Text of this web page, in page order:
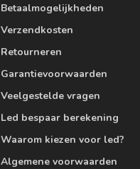
Betaalmogelijkheden
Verzendkosten
Retourneren
Garantievoorwaarden
Veelgestelde vragen
Led bespaar berekening
Waarom kiezen voor led?
Algemene voorwaarden